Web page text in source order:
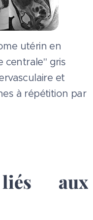
utérin en
centrale" gris
et
à répétition par
liés aux